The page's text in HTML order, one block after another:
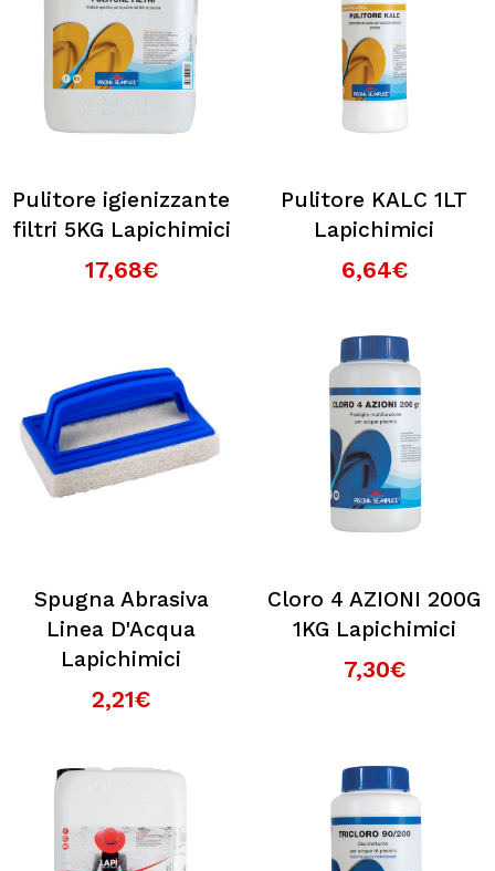
Pulitore igienizzante
filtri 5KG Lapichimici
17,68€
Pulitore KALC 1LT
Lapichimici
6,64€
Spugna Abrasiva
Linea D'Acqua
Lapichimici
2,21€
Cloro 4 AZIONI 200G
1KG Lapichimici
7,30€